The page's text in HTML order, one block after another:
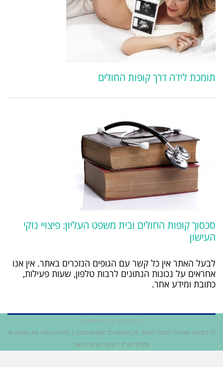
תומכת לידה דרך קופות החולים
סכסוך קופות החולים ובית משפט העליון: פיצויי נזקי
העישון
לבעל האתר אין כל קשר עם הגופים הנזכרים באתר. אין אנו
אחראים על נכונות הנתונים לרבות טלפון, שעות פעילות,
כתובת ומידע אחר.
לפרסם כאן | תנאי שימוש
כל הזכויות שמורות לבעלי האתר. אין לעשות כל שימוש בתוכן | המידע באתר אינו מהווה או
מחליף חוו"ד / יעוץ / שרות רפואי